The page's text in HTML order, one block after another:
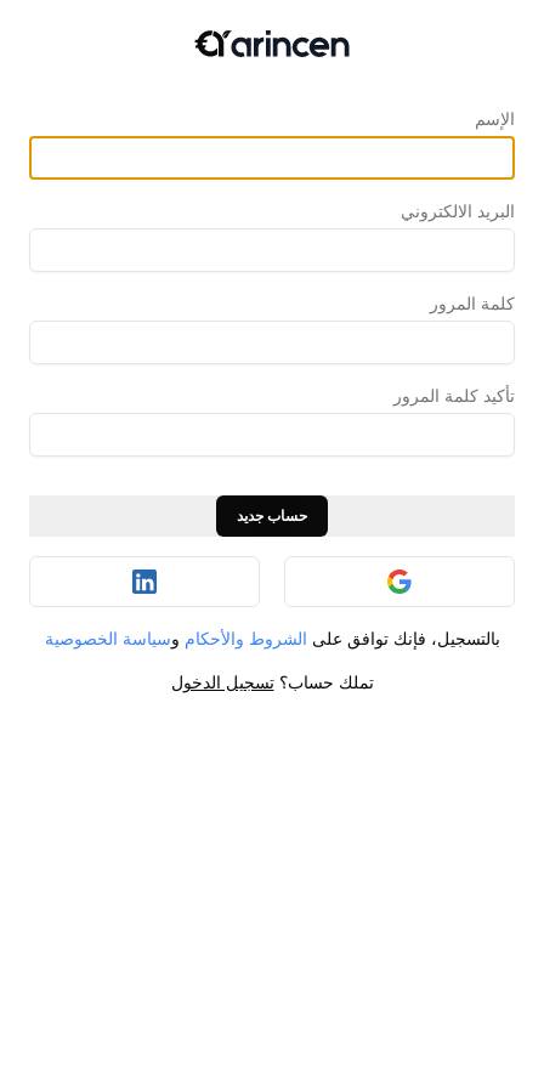
الإسم
البريد الالكتروني
كلمة المرور
تأكيد كلمة المرور
حساب جديد
بالتسجيل، فإنك توافق على الشروط والأحكام وسياسة الخصوصية
تملك حساب؟تسجيل الدخول